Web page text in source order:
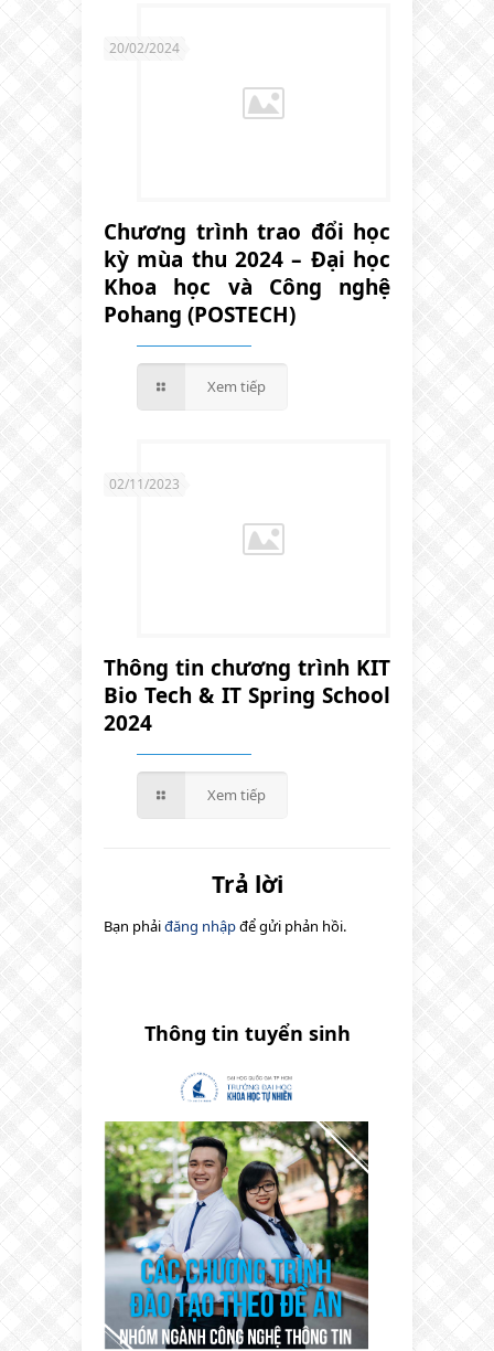
20/02/2024
Chương trình trao đổi học
kỳ mùa thu 2024 – Đại học
Khoa học và Công nghệ
Pohang (POSTECH)
Xem tiếp
02/11/2023
Thông tin chương trình KIT
Bio Tech & IT Spring School
2024
Xem tiếp
Trả lời
Bạn phảiđăng nhậpđể gửi phản hồi.
Thông tin tuyển sinh